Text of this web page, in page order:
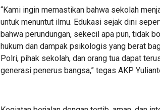
“Kami ingin memastikan bahwa sekolah
untuk menuntut ilmu. Edukasi sejak dini
bahwa perundungan, sekecil apa pun, tidak
hukum dan dampak psikologis yang berat
Polri, pihak sekolah, dan orang tua dapat
generasi penerus bangsa,” tegas AKP